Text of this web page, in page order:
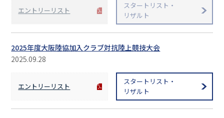
エントリーリスト
スタートリスト・
リザルト
2025年度大阪陸協加入クラブ対抗陸上競技大会
2025.09.28
エントリーリスト
スタートリスト・
リザルト